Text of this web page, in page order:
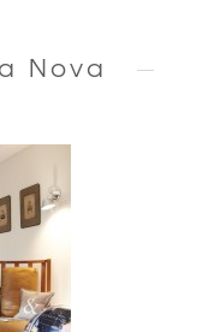
Nova